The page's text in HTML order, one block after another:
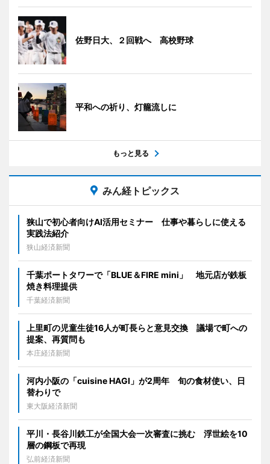
佐野日大、２回戦へ 高校野球
平和への祈り、灯籠流しに
もっと見る
みん経トピックス
狭山で初心者向けAI活用セミナー 仕事や暮らしに使える
実践法紹介
狭山経済新聞
千葉ポートタワーで「BLUE＆FIRE mini」 地元店が鉄板
焼き料理提供
千葉経済新聞
上里町の児童生徒16人が町長らと意見交換 議場で町への
提案、再質問も
本庄経済新聞
河内小阪の「cuisine HAGI」が2周年 旬の食材使い、日
替わりで
東大阪経済新聞
平川・長谷川鉄工が全国大会一次審査に挑む 浮世絵を10
層の鋼板で再現
弘前経済新聞